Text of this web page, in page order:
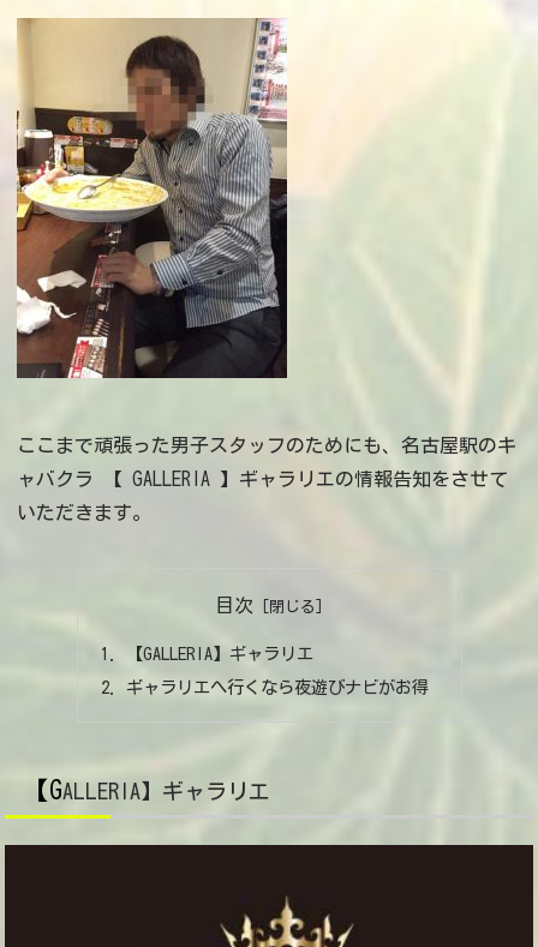
ここまで頑張った男子スタッフのためにも、名古屋駅のキ
ャバクラ 【 GALLERIA 】ギャラリエの情報告知をさせて
いただきます。
目次
【GALLERIA】ギャラリエ
ギャラリエへ行くなら夜遊びナビがお得
【GALLERIA】ギャラリエ